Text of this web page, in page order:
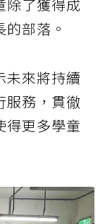
除了獲得成
部落。
未來將持續
服務，貫徹
得更多學童